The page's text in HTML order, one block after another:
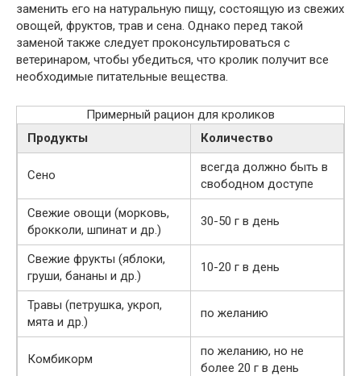
заменить его на натуральную пищу, состоящую из свежих
овощей, фруктов, трав и сена. Однако перед такой
заменой также следует проконсультироваться с
ветеринаром, чтобы убедиться, что кролик получит все
необходимые питательные вещества.
Примерный рацион для кроликов
Продукты
Количество
Сено
всегда должно быть в
свободном доступе
Свежие овощи (морковь,
брокколи, шпинат и др.)
30-50 г в день
Свежие фрукты (яблоки,
груши, бананы и др.)
10-20 г в день
Травы (петрушка, укроп,
мята и др.)
по желанию
Комбикорм
по желанию, но не
более 20 г в день